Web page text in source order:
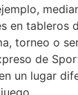
en tableros
torneo o
de
un lugar